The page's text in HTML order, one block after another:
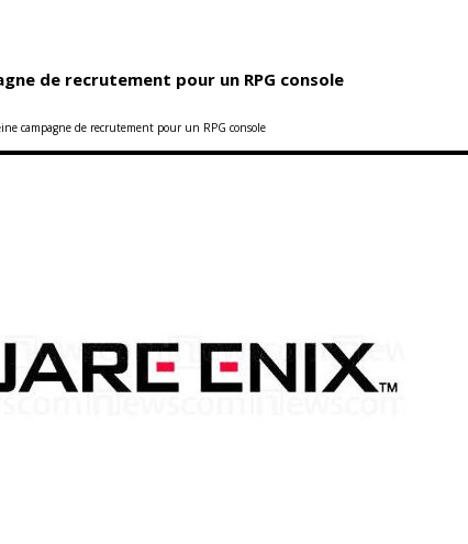
de recrutement pour un RPG console
campagne de recrutement pour un RPG console